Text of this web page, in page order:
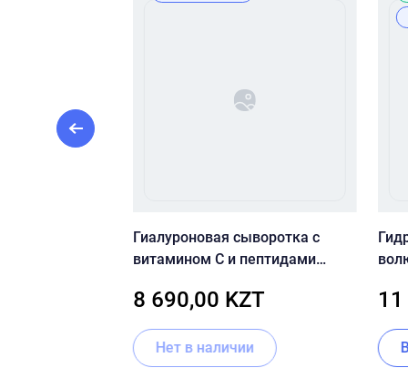
Гиалуроновая сыворотка с
витамином С и пептидами
Acid Vitamin C Serum
8 690,00 KZT
Нет в наличии
U